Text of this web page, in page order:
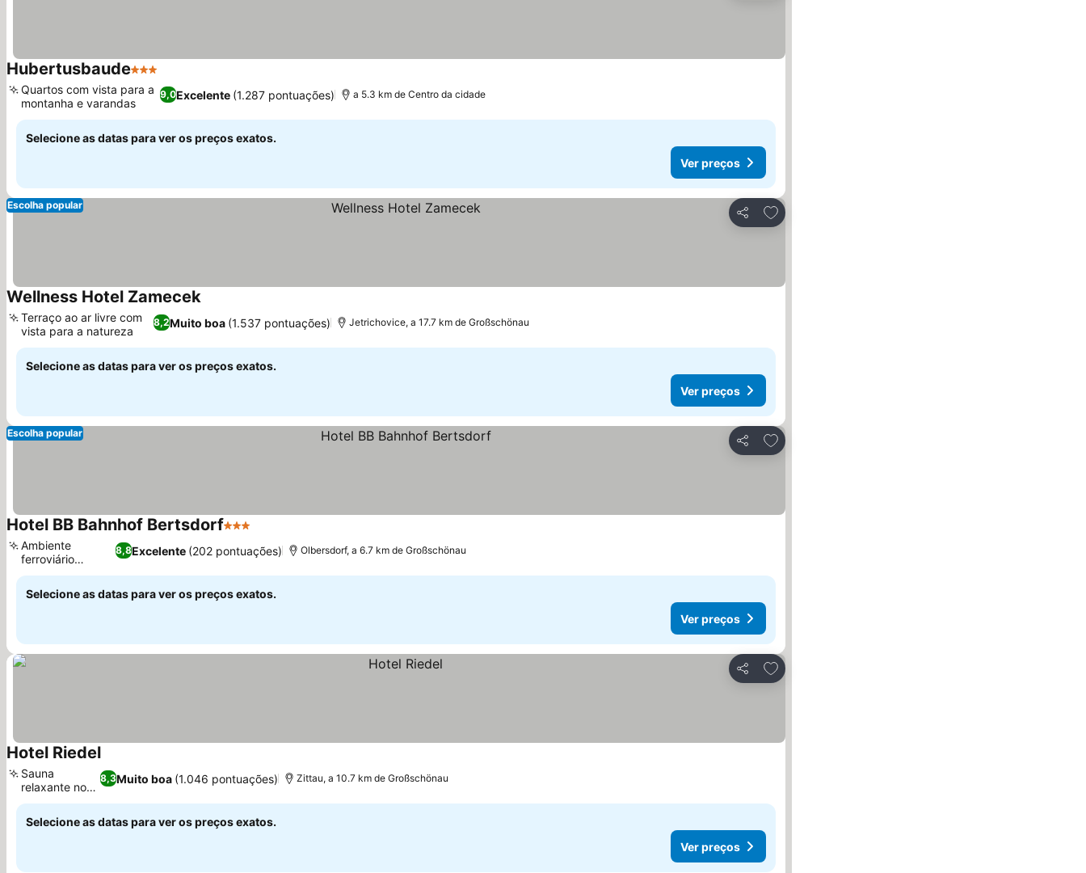
Hubertusbaude3 Estrelas
9,0Excelente (1.287 pontuações)
Quartos com vista para a
montanha e varandas
a 5.3 km de Centro da cidade
Selecione as datas para ver os preços exatos.
Ver preços
Partilhar
Adicionar aos favoritos
Escolha popular
Wellness Hotel ZamecekVer preços
8,2Muito boa (1.537 pontuações)
Terraço ao ar livre com
vista para a natureza
Jetrichovice, a 17.7 km de Großschönau
Selecione as datas para ver os preços exatos.
Ver preços
Partilhar
Adicionar aos favoritos
Escolha popular
Hotel BB Bahnhof Bertsdorf3 Estrelas
8,8Excelente (202 pontuações)
Ambiente
ferroviário
histórico
Olbersdorf, a 6.7 km de Großschönau
Selecione as datas para ver os preços exatos.
Ver preços
Partilhar
Adicionar aos favoritos
Hotel RiedelVer preços
8,3Muito boa (1.046 pontuações)
Sauna
relaxante no
local
Zittau, a 10.7 km de Großschönau
Selecione as datas para ver os preços exatos.
Ver preços